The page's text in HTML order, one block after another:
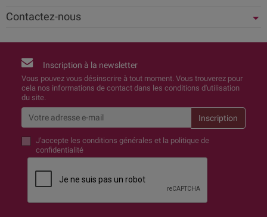
Contactez-nous
Inscription à la newsletter
Vous pouvez vous désinscrire à tout moment. Vous trouverez pour
cela nos informations de contact dans les conditions d'utilisation
du site.
J'accepte les conditions générales et la politique de
confidentialité